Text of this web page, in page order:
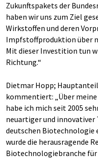
Zukunftspakets der
haben wir uns zum Ziel
Wirkstoffen und deren
Impfstoffproduktion über
Mit dieser Investition tun
Richtung.“
Dietmar Hopp;
kommentiert: „Über
habe ich mich seit 2005
neuartiger und innovativer
deutschen Biotechnologie
wurde die herausragende
Biotechnologiebranche